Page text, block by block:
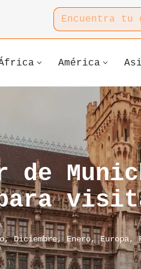
América
de
,Diciembre,Enero,Europa,